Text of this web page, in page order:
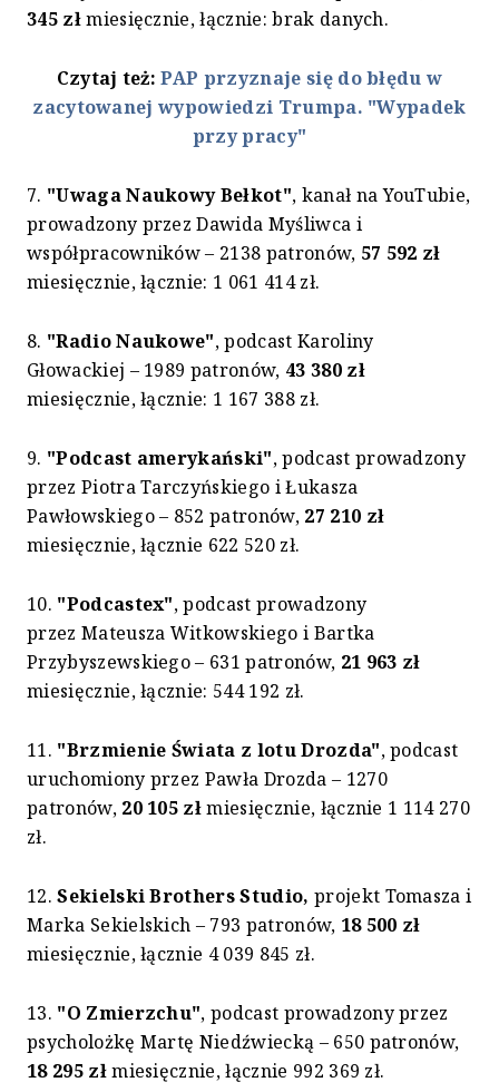
345 złmiesięcznie, łącznie: brak danych.
Czytaj też:PAP przyznaje się do błędu w
zacytowanej wypowiedzi Trumpa. "Wypadek
przy pracy"
7. "Uwaga Naukowy Bełkot", kanał na YouTubie,
prowadzony przez Dawida Myśliwca i
współpracowników – 2138 patronów, 57 592 zł
miesięcznie, łącznie: 1 061 414 zł.
8. "Radio Naukowe", podcast Karoliny
Głowackiej – 1989 patronów, 43 380 zł
miesięcznie, łącznie: 1 167 388 zł.
9. "Podcast amerykański", podcast prowadzony
przez Piotra Tarczyńskiego i Łukasza
Pawłowskiego – 852 patronów, 27 210 zł
miesięcznie, łącznie 622 520 zł.
10. "Podcastex", podcast prowadzony
przez Mateusza Witkowskiego i Bartka
Przybyszewskiego – 631 patronów, 21 963 zł
miesięcznie, łącznie: 544 192 zł.
11. "Brzmienie Świata z lotu Drozda", podcast
uruchomiony przez Pawła Drozda – 1270
patronów, 20 105 złmiesięcznie, łącznie 1 114 270
zł.
12. Sekielski Brothers Studio, projekt Tomasza i
Marka Sekielskich – 793 patronów, 18 500 zł
miesięcznie, łącznie 4 039 845 zł.
13. "O Zmierzchu", podcast prowadzony przez
psycholożkę Martę Niedźwiecką – 650 patronów,
18 295 złmiesięcznie, łącznie 992 369 zł.